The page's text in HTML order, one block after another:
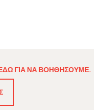
ΕΔΏ ΓΙΑ ΝΑ ΒΟΗΘΉΣΟΥΜΕ.